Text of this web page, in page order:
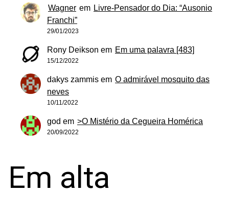
Wagner em Livre-Pensador do Dia: “Ausonio
Franchi”
29/01/2023
Rony Deikson em Em uma palavra [483]
15/12/2022
dakys zammis em O admirável mosquito das
neves
10/11/2022
god em >O Mistério da Cegueira Homérica
20/09/2022
Em alta